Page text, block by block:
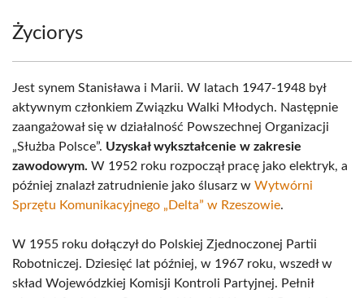
Życiorys
Jest synem Stanisława i Marii. W latach 1947-1948 był
aktywnym członkiem Związku Walki Młodych. Następnie
zaangażował się w działalność Powszechnej Organizacji
„Służba Polsce”. Uzyskał wykształcenie w zakresie
zawodowym. W 1952 roku rozpoczął pracę jako elektryk, a
później znalazł zatrudnienie jako ślusarz w Wytwórni
Sprzętu Komunikacyjnego „Delta” w Rzeszowie.
W 1955 roku dołączył do Polskiej Zjednoczonej Partii
Robotniczej. Dziesięć lat później, w 1967 roku, wszedł w
skład Wojewódzkiej Komisji Kontroli Partyjnej. Pełnił